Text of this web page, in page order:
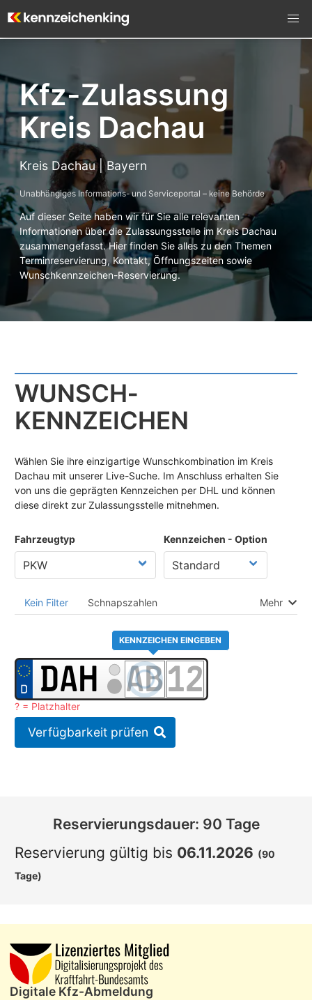
Kfz-Zulassung
Kreis Dachau
Kreis Dachau | Bayern
Unabhängiges Informations- und Serviceportal – keine Behörde
Auf dieser Seite haben wir für Sie alle relevanten
Informationen über die Zulassungsstelle im Kreis Dachau
zusammengefasst. Hier finden Sie alles zu den Themen
Terminreservierung, Kontakt, Öffnungszeiten sowie
Wunschkennzeichen-Reservierung.
WUNSCH­
KENNZEICHEN
Wählen Sie ihre einzigartige Wunschkombination im Kreis
Dachau mit unserer Live-Suche. Im Anschluss erhalten Sie
von uns die geprägten Kennzeichen per DHL und können
diese direkt zur Zulassungsstelle mitnehmen.
Fahrzeugtyp Kennzeichen - Option
Kein Filter Schnapszahlen Mehr
KENNZEICHEN EINGEBEN
? = Platzhalter
Verfügbarkeit prüfen
Reservierungsdauer: 90 Tage
Reservierung gültig bis 06.11.2026 (90
Tage)
Digitale Kfz-Abmeldung